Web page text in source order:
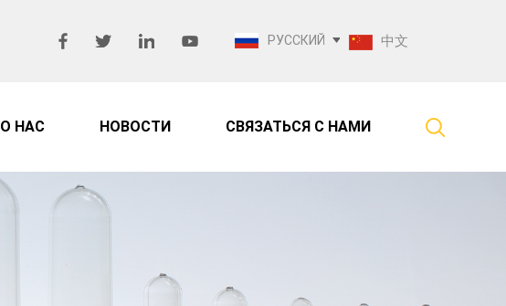
РУССКИЙ 中文
О НАС НОВОСТИ СВЯЗАТЬСЯ С НАМИ